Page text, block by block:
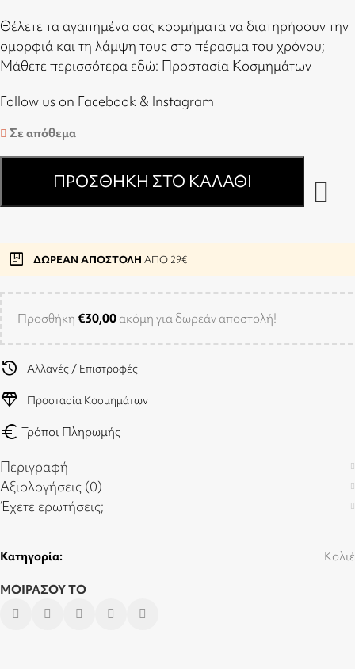
Θέλετε τα αγαπημένα σας κοσμήματα να διατηρήσουν την
ομορφιά και τη λάμψη τους στο πέρασμα του χρόνου;
Μάθετε περισσότερα εδώ: Προστασία Κοσμημάτων
Follow us on Facebook & Instagram
Σε απόθεμα
ΠΡΟΣΘΉΚΗ ΣΤΟ ΚΑΛΆΘΙ
package ΔΩΡΕΑΝ ΑΠΟΣΤΟΛΗ ΑΠΟ 29€
Προσθήκη €30,00 ακόμη για δωρεάν αποστολή!
history Αλλαγές / Επιστροφές
diamond Προστασία Κοσμημάτων
euro Τρόποι Πληρωμής
Περιγραφή
Αξιολογήσεις (0)
Έχετε ερωτήσεις;
Κατηγορία: Κολιέ
ΜΟΙΡΑΣΟΥ ΤΟ